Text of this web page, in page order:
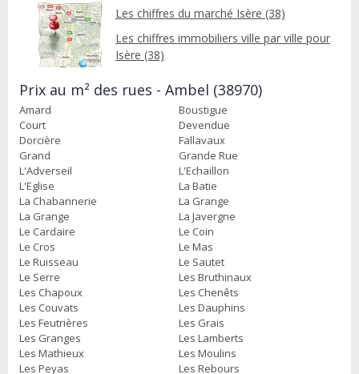
Les chiffres du marché Isère (38)
Les chiffres immobiliers ville par ville pour
Isère (38)
Prix au m² des rues - Ambel (38970)
Amard
Boustigue
Court
Devendue
Dorcière
Fallavaux
Grand
Grande Rue
L'Adverseil
L'Echaillon
L'Eglise
La Batie
La Chabannerie
La Grange
La Grange
La Javergne
Le Cardaire
Le Coin
Le Cros
Le Mas
Le Ruisseau
Le Sautet
Le Serre
Les Bruthinaux
Les Chapoux
Les Chenêts
Les Couvats
Les Dauphins
Les Feutrières
Les Grais
Les Granges
Les Lamberts
Les Mathieux
Les Moulins
Les Peyas
Les Rebours